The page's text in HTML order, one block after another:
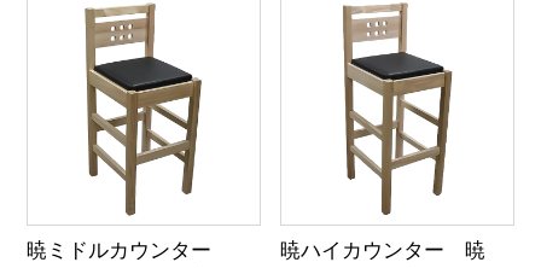
暁ミドルカウンター
暁ハイカウンター 暁